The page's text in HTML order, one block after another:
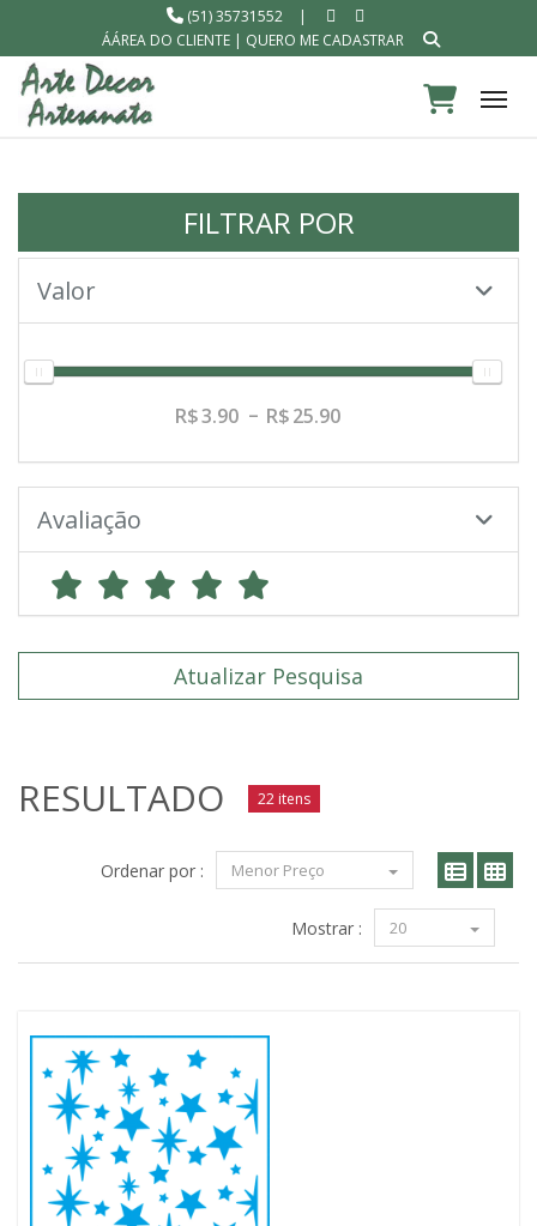
(51) 35731552
|
ÁÁREA DO CLIENTE| QUERO ME CADASTRAR
FILTRAR POR
Valor
3.90 25.90
Avaliação
Atualizar Pesquisa
RESULTADO 22 itens
Ordenar por : Menor Preço
Mostrar : 20